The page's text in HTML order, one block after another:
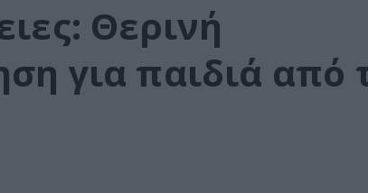
Θερινή
για παιδιά από